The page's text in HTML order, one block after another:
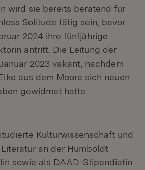
wird sie bereits beratend für
Solitude tätig sein, bevor
2024 ihre fünfjährige
antritt. Die Leitung der
2023 vakant, nachdem
aus dem Moore sich neuen
gewidmet hatte.
Kulturwissenschaft und
an der Humboldt
sowie als DAAD-Stipendiatin